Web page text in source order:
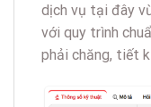
dịch vụ tại đây
với quy trình
phải chăng, tiết